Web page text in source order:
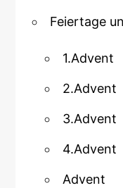
Feiertage
1.Advent
2.Advent
3.Advent
4.Advent
Advent